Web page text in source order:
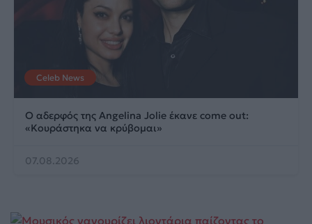
Celeb News
Ο αδερφός της Angelina Jolie έκανε come out:
«Κουράστηκα να κρύβομαι»
07.08.2026